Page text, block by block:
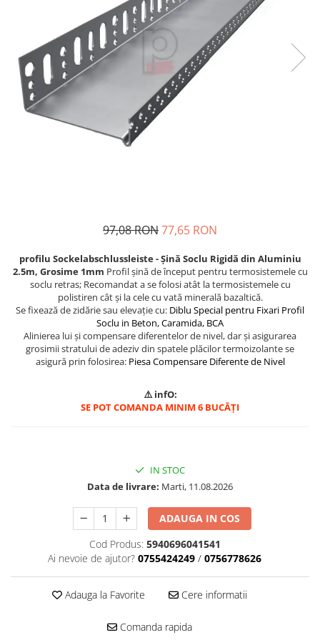
Plasă Termoizolație
Plasă Tencuieli și Șape
Alte Plase
Doze și Platforme
Adezivi Termoizolații
Benzi Adezive
Polistiren Expandat & Extrudat
Finisaje
Accesorii Finisaje
Uși de Vizitare
Mascare
Garnituri Adezive Uși Ferestre
Gips Carton
Piese pentru CD si UA
Ipsos îmbinare Gips Carton
Plăci Gips Carton
Acoperiri Elastice, Textile și din
Adezivi Acoperiri Elastice și Textile
Adezivi Parchet și Lemn
Produse pentru Curățare
97,08 RON77,65 RON
profilu Sockelabschlussleiste - Șină Soclu Rigidă din Aluminiu
2.5m, Grosime 1mm Profil șină de început pentru termosistemele cu
soclu retras; Recomandat a se folosi atât la termosistemele cu
polistiren cât și la cele cu vată minerală bazaltică.
Se fixează de zidărie sau elevație cu: Diblu Special pentru Fixari Profil
Soclu in Beton, Caramida, BCA
Alinierea lui și compensare diferentelor de nivel, dar și asigurarea
grosimii stratului de adeziv din spatele plăcilor termoizolante se
asigură prin folosirea: Piesa Compensare Diferente de Nivel
⚠️ infO:
SE POT COMANDA MINIM 6 BUCĀȚI
IN STOC
Data de livrare: Marti, 11.08.2026
ADAUGA IN COS
Cod Produs: 5940696041541
Ai nevoie de ajutor? 0755424249 / 0756778626
Adauga la Favorite Cere informatii
Comanda rapida